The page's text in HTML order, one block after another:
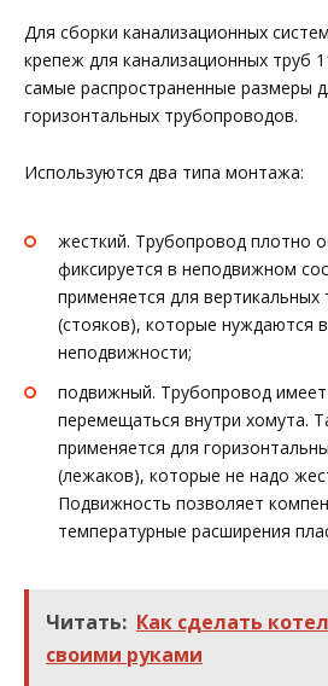
Для сборки канализационных
крепеж для канализационных труб
самые распространенные размеры
горизонтальных трубопроводов.
Используются два типа монтажа:
жесткий. Трубопровод плотно
фиксируется в неподвижном
применяется для
(стояков), которые нуждаются
неподвижности;
подвижный. Трубопровод
перемещаться внутри хомута.
применяется для
(лежаков), которые не надо
Подвижность позволяет
температурные расширения
Читать: Как сделать
своими руками